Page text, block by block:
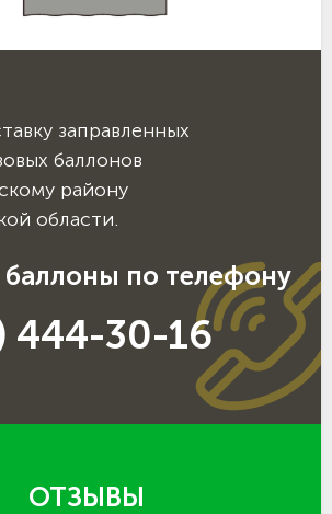
заправленных
баллонов
району
области.
баллоны по телефону
444-30-16
ОТЗЫВЫ